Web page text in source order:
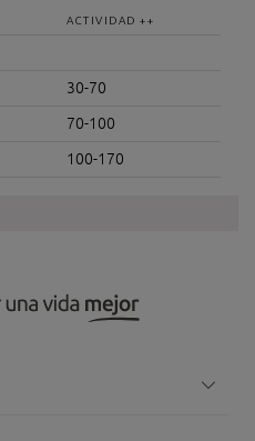
ACTIVIDAD ++
30-70
70-100
100-170